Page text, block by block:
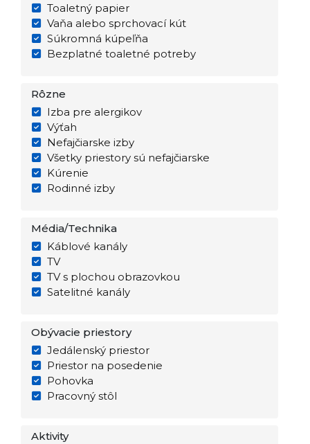
Toaletný papier
Vaňa alebo sprchovací kút
Súkromná kúpeľňa
Bezplatné toaletné potreby
Rôzne
Izba pre alergikov
Výťah
Nefajčiarske izby
Všetky priestory sú nefajčiarske
Kúrenie
Rodinné izby
Média/Technika
Káblové kanály
TV
TV s plochou obrazovkou
Satelitné kanály
Obývacie priestory
Jedálenský priestor
Priestor na posedenie
Pohovka
Pracovný stôl
Aktivity